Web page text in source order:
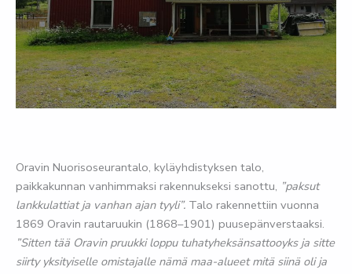
Oravin Nuorisoseurantalo, kyläyhdistyksen talo,
paikkakunnan vanhimmaksi rakennukseksi sanottu, ”paksut
lankkulattiat ja vanhan ajan tyyli”. Talo rakennettiin vuonna
1869 Oravin rautaruukin (1868–1901) puusepänverstaaksi.
”Sitten tää Oravin pruukki loppu tuhatyheksänsattooyks ja sitte
siirty yksityiselle omistajalle nämä maa-alueet mitä siinä oli ja